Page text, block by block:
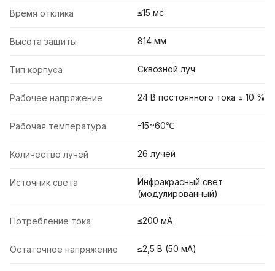
Время отклика ≤15 мс
Высота защиты 814 мм
Тип корпуса Сквозной луч
Рабочее напряжение 24 В постоянного тока ± 10 %
Рабочая температура -15~60℃
Количество лучей 26 лучей
Источник света
Инфракрасный свет
(модулированный)
Потребление тока ≤200 мА
Остаточное напряжение ≤2,5 В (50 мА)